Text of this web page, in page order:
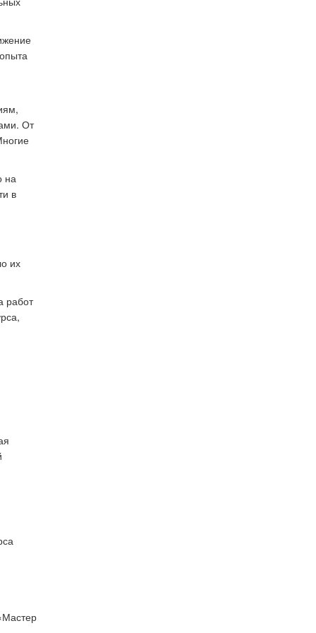
От
на
в
их
работ